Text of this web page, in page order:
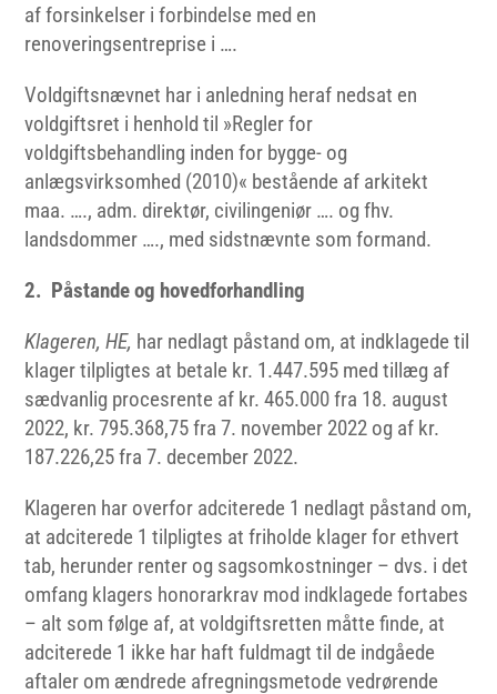
af forsinkelser i forbindelse med en
renoveringsentreprise i ….
Voldgiftsnævnet har i anledning heraf nedsat en
voldgiftsret i henhold til »Regler for
voldgiftsbehandling inden for bygge- og
anlægsvirksomhed (2010)« bestående af arkitekt
maa. …., adm. direktør, civilingeniør …. og fhv.
landsdommer …., med sidstnævnte som formand.
2. Påstande og hovedforhandling
Klageren, HE, har nedlagt påstand om, at indklagede til
klager tilpligtes at betale kr. 1.447.595 med tillæg af
sædvanlig procesrente af kr. 465.000 fra 18. august
2022, kr. 795.368,75 fra 7. november 2022 og af kr.
187.226,25 fra 7. december 2022.
Klageren har overfor adciterede 1 nedlagt påstand om,
at adciterede 1 tilpligtes at friholde klager for ethvert
tab, herunder renter og sagsomkostninger – dvs. i det
omfang klagers honorarkrav mod indklagede fortabes
– alt som følge af, at voldgiftsretten måtte finde, at
adciterede 1 ikke har haft fuldmagt til de indgåede
aftaler om ændrede afregningsmetode vedrørende